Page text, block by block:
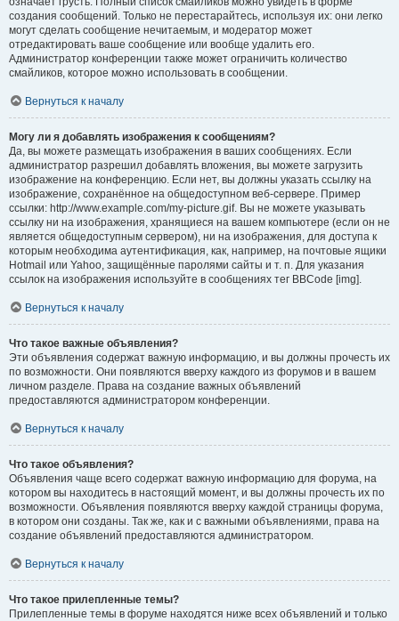
создания сообщений. Только не перестарайтесь, используя их: они легко
могут сделать сообщение нечитаемым, и модератор может
отредактировать ваше сообщение или вообще удалить его.
Администратор конференции также может ограничить количество
смайликов, которое можно использовать в сообщении.
Вернуться к началу
Могу ли я добавлять изображения к сообщениям?
Да, вы можете размещать изображения в ваших сообщениях. Если
администратор разрешил добавлять вложения, вы можете загрузить
изображение на конференцию. Если нет, вы должны указать ссылку на
изображение, сохранённое на общедоступном веб-сервере. Пример
ссылки: http://www.example.com/my-picture.gif. Вы не можете указывать
ссылку ни на изображения, хранящиеся на вашем компьютере (если он не
является общедоступным сервером), ни на изображения, для доступа к
которым необходима аутентификация, как, например, на почтовые ящики
Hotmail или Yahoo, защищённые паролями сайты и т. п. Для указания
ссылок на изображения используйте в сообщениях тег BBCode [img].
Вернуться к началу
Что такое важные объявления?
Эти объявления содержат важную информацию, и вы должны прочесть их
по возможности. Они появляются вверху каждого из форумов и в вашем
личном разделе. Права на создание важных объявлений
предоставляются администратором конференции.
Вернуться к началу
Что такое объявления?
Объявления чаще всего содержат важную информацию для форума, на
котором вы находитесь в настоящий момент, и вы должны прочесть их по
возможности. Объявления появляются вверху каждой страницы форума,
в котором они созданы. Так же, как и с важными объявлениями, права на
создание объявлений предоставляются администратором.
Вернуться к началу
Что такое прилепленные темы?
Прилепленные темы в форуме находятся ниже всех объявлений и только